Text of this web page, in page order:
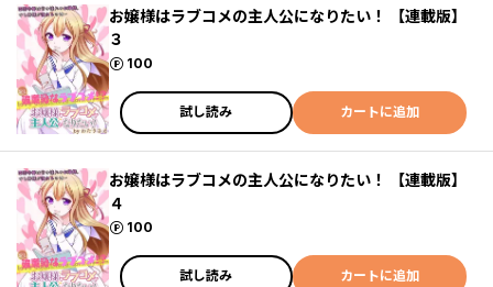
お嬢様はラブコメの主人公になりたい！ 【連載版】
３
100
ポイント
試し読み カートに追加
お嬢様はラブコメの主人公になりたい！ 【連載版】
４
100
ポイント
試し読み カートに追加